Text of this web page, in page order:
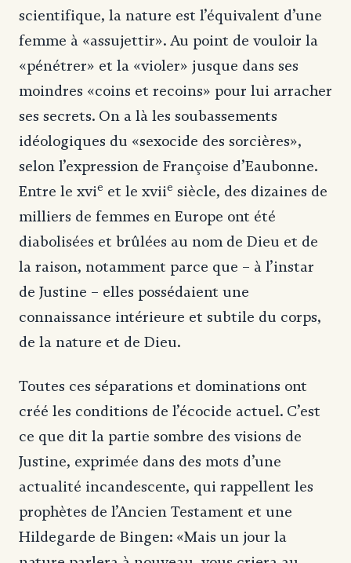
scientifique, la nature est l’équivalent d’une
femme à «assujettir». Au point de vouloir la
«pénétrer» et la «violer» jusque dans ses
moindres «coins et recoins» pour lui arracher
ses secrets. On a là les soubassements
idéologiques du «sexocide des sorcières»,
selon l’expression de Françoise d’Eaubonne.
Entre le xvie et le xviie siècle, des dizaines de
milliers de femmes en Europe ont été
diabolisées et brûlées au nom de Dieu et de
la raison, notamment parce que – à l’instar
de Justine – elles possédaient une
connaissance intérieure et subtile du corps,
de la nature et de Dieu.
Toutes ces séparations et dominations ont
créé les conditions de l’écocide actuel. C’est
ce que dit la partie sombre des visions de
Justine, exprimée dans des mots d’une
actualité incandescente, qui rappellent les
prophètes de l’Ancien Testament et une
Hildegarde de Bingen: «Mais un jour la